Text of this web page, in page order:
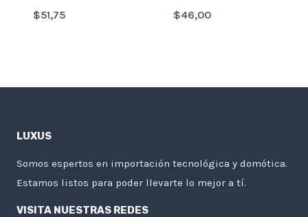
$51,75 $46,00
LUXUS
Somos espertos en importación tecnológica y domótica.
Estamos listos para poder llevarte lo mejor a tí.
VISITA NUESTRAS REDES